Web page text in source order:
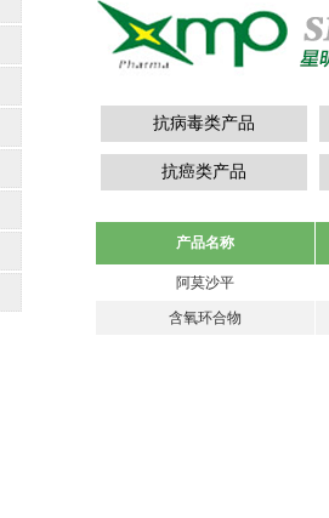
抗病毒类产品
抗癌类产品
产品名称
阿莫沙平
含氧环合物